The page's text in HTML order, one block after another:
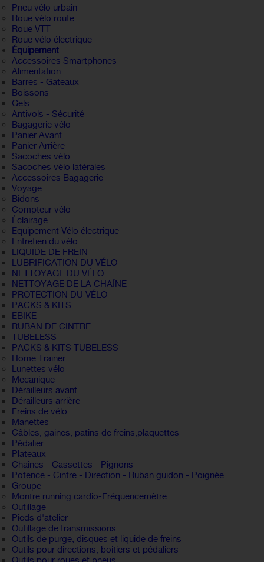
Pneu vélo urbain
Roue vélo route
Roue VTT
Roue vélo électrique
Équipement
Accessoires Smartphones
Alimentation
Barres - Gateaux
Boissons
Gels
Antivols - Sécurité
Bagagerie vélo
Panier Avant
Panier Arrière
Sacoches vélo
Sacoches vélo latérales
Accessoires Bagagerie
Voyage
Bidons
Compteur vélo
Éclairage
Equipement Vélo électrique
Entretien du vélo
LIQUIDE DE FREIN
LUBRIFICATION DU VÉLO
NETTOYAGE DU VÉLO
NETTOYAGE DE LA CHAÎNE
PROTECTION DU VÉLO
PACKS & KITS
EBIKE
RUBAN DE CINTRE
TUBELESS
PACKS & KITS TUBELESS
Home Trainer
Lunettes vélo
Mecanique
Dérailleurs avant
Dérailleurs arrière
Freins de vélo
Manettes
Câbles, gaines, patins de freins,plaquettes
Pédalier
Plateaux
Chaines - Cassettes - Pignons
Potence - Cintre - Direction - Ruban guidon - Poignée
Groupe
Montre running cardio-Fréquencemètre
Outillage
Pieds d'atelier
Outillage de transmissions
Outils de purge, disques et liquide de freins
Outils pour directions, boitiers et pédaliers